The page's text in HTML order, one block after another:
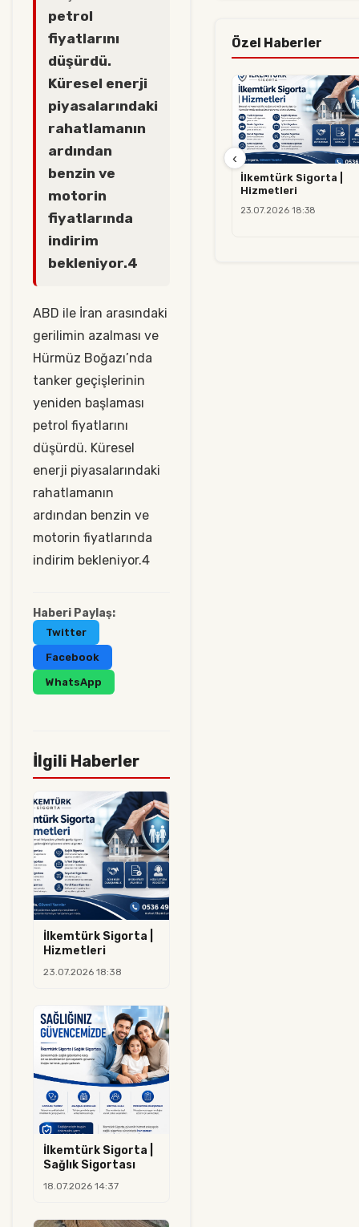
petrol
fiyatlarını
düşürdü.
Küresel enerji
piyasalarındaki
rahatlamanın
ardından
benzin ve
motorin
fiyatlarında
indirim
bekleniyor.4
ABD ile İran arasındaki
gerilimin azalması ve
Hürmüz Boğazı’nda
tanker geçişlerinin
yeniden başlaması
petrol fiyatlarını
düşürdü. Küresel
enerji piyasalarındaki
rahatlamanın
ardından benzin ve
motorin fiyatlarında
indirim bekleniyor.4
Haberi Paylaş:
Twitter
Facebook
WhatsApp
İlgili Haberler
İlkemtürk Sigorta |
Hizmetleri
23.07.2026 18:38
İlkemtürk Sigorta |
Sağlık Sigortası
18.07.2026 14:37
Özel Haberler
İlkemtürk Sigorta |
Hizmetleri
23.07.2026 18:38
‹